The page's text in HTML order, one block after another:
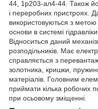
44, 1р203-ал4-44. Також
і переробних пристроях.
використовуються з
основи в системі
Відноситься даний
розподільників. Має
справляється з
золотника, кришки,
матеріалів. Головним
приймати кілька робочих
при осьовому зміщенні.